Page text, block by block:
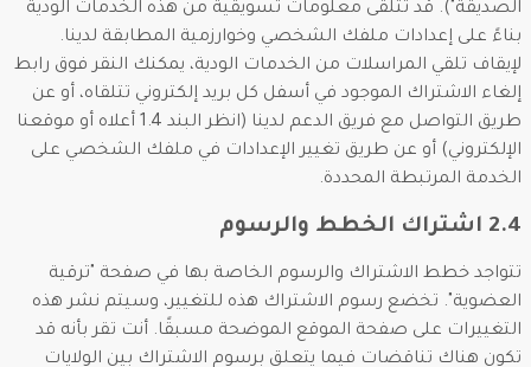
الصديقة"). قد تتلقى معلومات تسويقية من هذه الخدمات الودية
بناءً على إعدادات ملفك الشخصي وخوارزمية المطابقة لدينا.
لإيقاف تلقي المراسلات من الخدمات الودية، يمكنك النقر فوق رابط
إلغاء الاشتراك الموجود في أسفل كل بريد إلكتروني تتلقاه، أو عن
طريق التواصل مع فريق الدعم لدينا (انظر البند 1.4 أعلاه أو موقعنا
الإلكتروني) أو عن طريق تغيير الإعدادات في ملفك الشخصي على
الخدمة المرتبطة المحددة.
2.4 اشتراك الخطط والرسوم
تتواجد خطط الاشتراك والرسوم الخاصة بها في صفحة "ترقية
العضوية". تخضع رسوم الاشتراك هذه للتغيير، وسيتم نشر هذه
التغييرات على صفحة الموقع الموضحة مسبقًا. أنت تقر بأنه قد
تكون هناك تناقضات فيما يتعلق برسوم الاشتراك بين الولايات